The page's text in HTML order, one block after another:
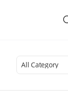
Category